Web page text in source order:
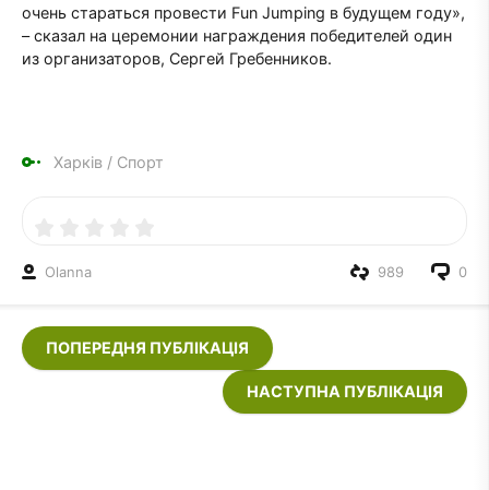
очень стараться провести Fun Jumping в будущем году»,
– сказал на церемонии награждения победителей один
из организаторов, Сергей Гребенников.
Харків / Спорт
Olanna 0
989
ПОПЕРЕДНЯ ПУБЛІКАЦІЯ
НАСТУПНА ПУБЛІКАЦІЯ